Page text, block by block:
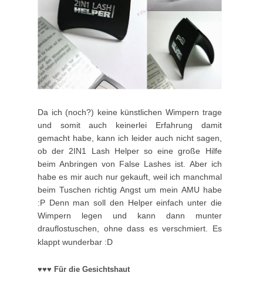
Da ich (noch?) keine künstlichen Wimpern trage
und somit auch keinerlei Erfahrung damit
gemacht habe, kann ich leider auch nicht sagen,
ob der 2IN1 Lash Helper so eine große Hilfe
beim Anbringen von False Lashes ist. Aber ich
habe es mir auch nur gekauft, weil ich manchmal
beim Tuschen richtig Angst um mein AMU habe
:P Denn man soll den Helper einfach unter die
Wimpern legen und kann dann munter
drauflostuschen, ohne dass es verschmiert. Es
klappt wunderbar :D
♥♥♥ Für die Gesichtshaut